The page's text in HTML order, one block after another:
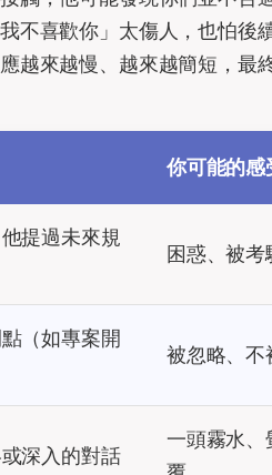
不喜歡你」太傷人，也怕後
越來越慢、越來越簡短，最
你可能的感
提過未來規
困惑、被考
（如專案開
被忽略、不
深入的對話
一頭霧水、